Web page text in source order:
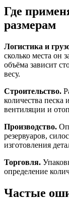
Где
размерам
Логистика и
сколько места он
объёма зависит
весу.
Строительство.
количества
вентиляции и
Производство.
резервуаров,
изготовления
Торговля.
определение
Частые